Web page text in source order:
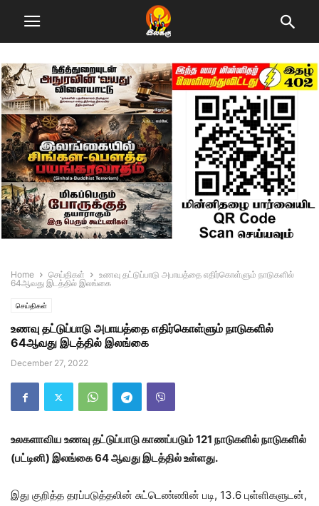
Home செய்திகள்
உணவு தட்டுப்பாடு அபாயத்தை எதிர்கொள்ளும் நாடுகளில்
64ஆவது இடத்தில் இலங்கை
செய்திகள்
உணவு தட்டுப்பாடு அபாயத்தை எதிர்கொள்ளும் நாடுகளில்
64ஆவது இடத்தில் இலங்கை
December 27, 2022
உலகளாவிய உணவு தட்டுப்பாடு காணப்படும் 121 நாடுகளில் நாடுகளில்
(பட்டினி) இலங்கை 64 ஆவது இடத்தில் உள்ளது.
இது குறித்த தரப்படுத்தலின் சுட்டெண்ணின் படி, 13.6 புள்ளிகளுடன்,